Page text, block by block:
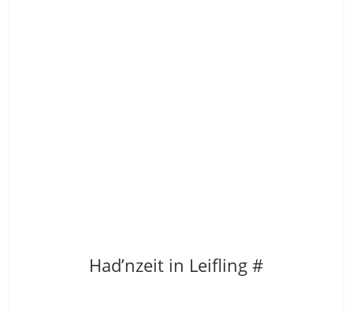
Had’nzeit in Leifling #